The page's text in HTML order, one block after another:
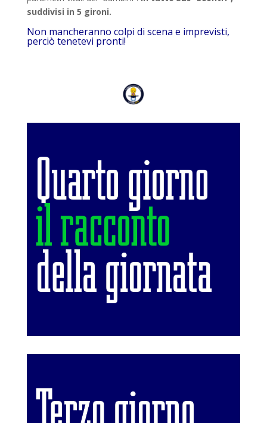
suddivisi in 5 gironi.
Non mancheranno colpi di scena e imprevisti,
perciò tenetevi pronti!